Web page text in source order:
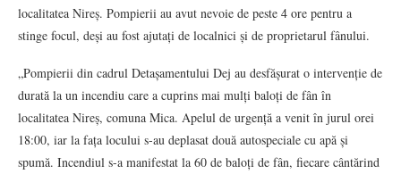
localitatea Nireș. Pompierii au avut nevoie de peste 4 ore pentru a
stinge focul, deși au fost ajutați de localnici și de proprietarul fânului.
„Pompierii din cadrul Detașamentului Dej au desfășurat o intervenție de
durată la un incendiu care a cuprins mai mulți baloți de fân în
localitatea Nireș, comuna Mica. Apelul de urgență a venit în jurul orei
18:00, iar la fața locului s-au deplasat două autospeciale cu apă și
spumă. Incendiul s-a manifestat la 60 de baloți de fân, fiecare cântărind